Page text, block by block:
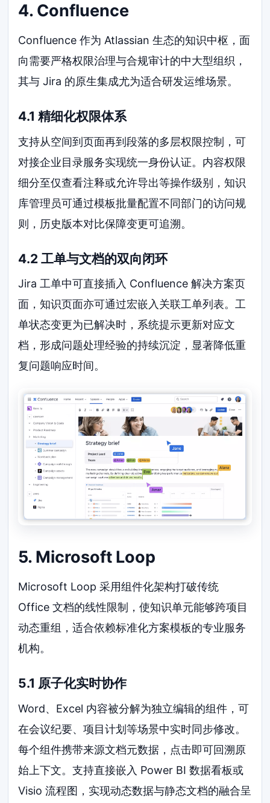
4. Confluence
Confluence 作为 Atlassian 生态的知识中枢，面
向需要严格权限治理与合规审计的中大型组织，
其与 Jira 的原生集成尤为适合研发运维场景。
4.1 精细化权限体系
支持从空间到页面再到段落的多层权限控制，可
对接企业目录服务实现统一身份认证。内容权限
细分至仅查看注释或允许导出等操作级别，知识
库管理员可通过模板批量配置不同部门的访问规
则，历史版本对比保障变更可追溯。
4.2 工单与文档的双向闭环
Jira 工单中可直接插入 Confluence 解决方案页
面，知识页面亦可通过宏嵌入关联工单列表。工
单状态变更为已解决时，系统提示更新对应文
档，形成问题处理经验的持续沉淀，显著降低重
复问题响应时间。
5. Microsoft Loop
Microsoft Loop 采用组件化架构打破传统
Office 文档的线性限制，使知识单元能够跨项目
动态重组，适合依赖标准化方案模板的专业服务
机构。
5.1 原子化实时协作
Word、Excel 内容被分解为独立编辑的组件，可
在会议纪要、项目计划等场景中实时同步修改。
每个组件携带来源文档元数据，点击即可回溯原
始上下文。支持直接嵌入 Power BI 数据看板或
Visio 流程图，实现动态数据与静态文档的融合呈